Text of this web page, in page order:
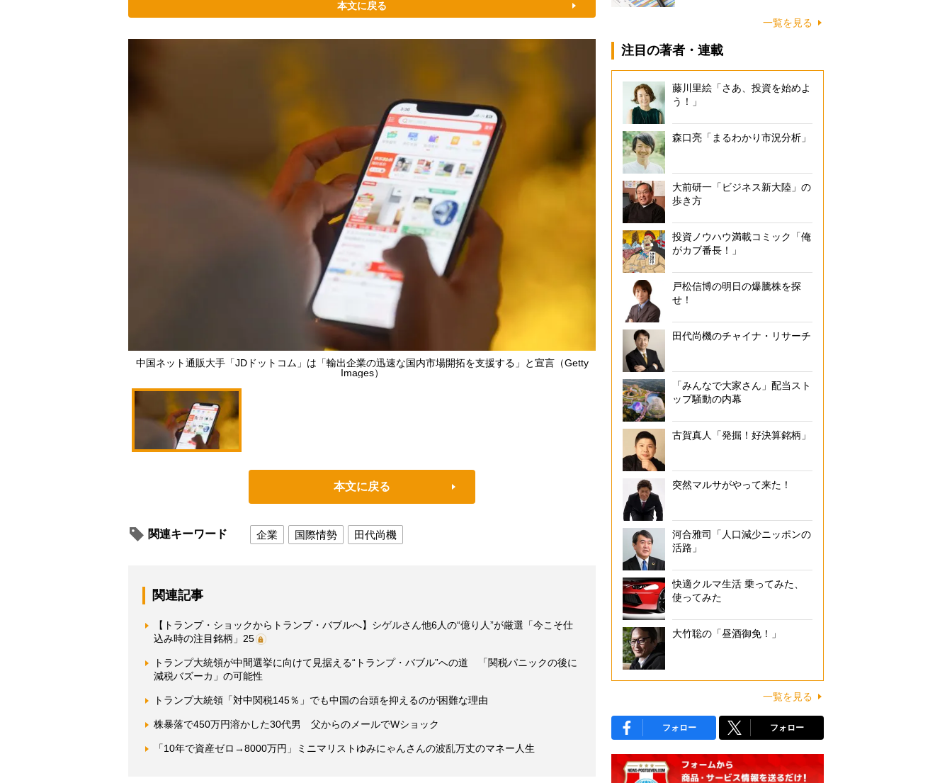
本文に戻る
中国ネット通販大手「JDドットコム」は「輸出企業の迅速な国内市場開拓を支援する」と宣言（Getty
Images）
本文に戻る
関連キーワード 企業 国際情勢 田代尚機
関連記事
【トランプ・ショックからトランプ・バブルへ】シゲルさん他6人の“億り人”が厳選「今こそ仕
込み時の注目銘柄」25
トランプ大統領が中間選挙に向けて見据える“トランプ・バブル”への道 「関税パニックの後に
減税バズーカ」の可能性
トランプ大統領「対中関税145％」でも中国の台頭を抑えるのが困難な理由
株暴落で450万円溶かした30代男 父からのメールでWショック
「10年で資産ゼロ→8000万円」ミニマリストゆみにゃんさんの波乱万丈のマネー人生
一覧を見る
注目の著者・連載
藤川里絵「さあ、投資を始めよ
う！」
森口亮「まるわかり市況分析」
大前研一「ビジネス新大陸」の
歩き方
投資ノウハウ満載コミック「俺
がカブ番長！」
戸松信博の明日の爆騰株を探
せ！
田代尚機のチャイナ・リサーチ
「みんなで大家さん」配当スト
ップ騒動の内幕
古賀真人「発掘！好決算銘柄」
突然マルサがやって来た！
河合雅司「人口減少ニッポンの
活路」
快適クルマ生活 乗ってみた、
使ってみた
大竹聡の「昼酒御免！」
一覧を見る
フォロー フォロー